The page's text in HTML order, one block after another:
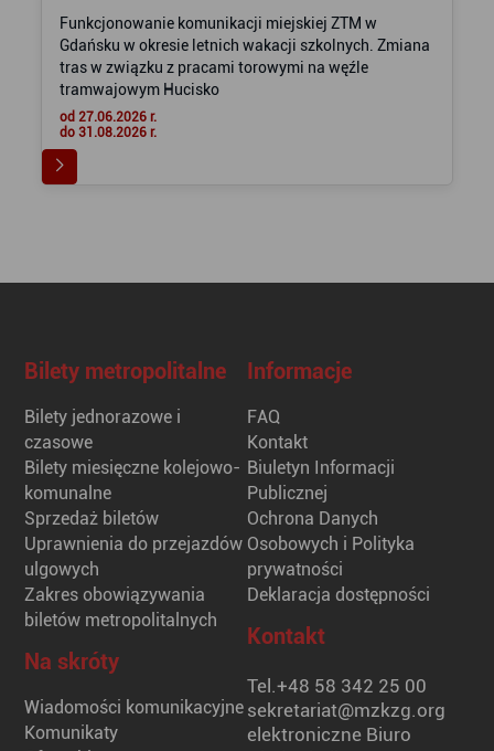
Funkcjonowanie komunikacji miejskiej ZTM w
Gdańsku w okresie letnich wakacji szkolnych. Zmiana
tras w związku z pracami torowymi na węźle
tramwajowym Hucisko
od 27.06.2026 r.
do 31.08.2026 r.
Bilety metropolitalne
Bilety jednorazowe i
czasowe
Bilety miesięczne kolejowo-
komunalne
Sprzedaż biletów
Uprawnienia do przejazdów
ulgowych
Zakres obowiązywania
biletów metropolitalnych
Na skróty
Wiadomości komunikacyjne
Komunikaty
Informacje
FAQ
Kontakt
Biuletyn Informacji
Publicznej
Ochrona Danych
Osobowych i Polityka
prywatności
Deklaracja dostępności
Kontakt
Tel.+48 58 342 25 00
sekretariat@mzkzg.org
elektroniczne Biuro